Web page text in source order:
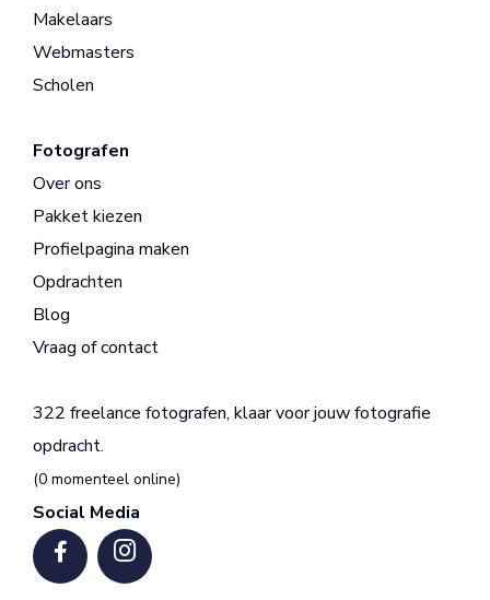
Makelaars
Webmasters
Scholen
Fotografen
Over ons
Pakket kiezen
Profielpagina maken
Opdrachten
Blog
Vraag of contact
322 freelance fotografen, klaar voor jouw fotografie
opdracht.
(0 momenteel online)
Social Media